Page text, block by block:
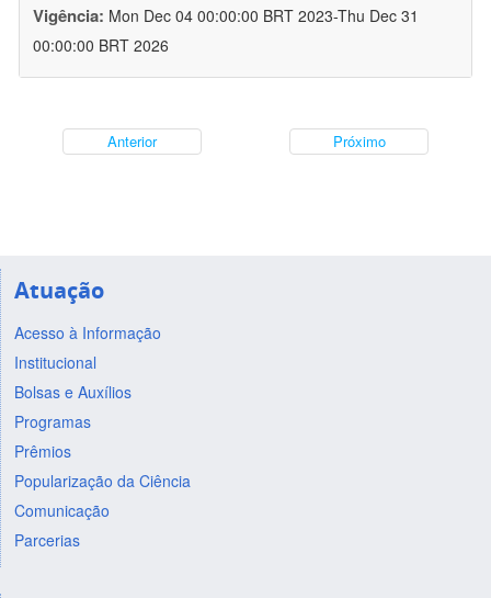
Vigência: Mon Dec 04 00:00:00 BRT 2023-Thu Dec 31
00:00:00 BRT 2026
Anterior Próximo
Atuação
Acesso à Informação
Institucional
Bolsas e Auxílios
Programas
Prêmios
Popularização da Ciência
Comunicação
Parcerias